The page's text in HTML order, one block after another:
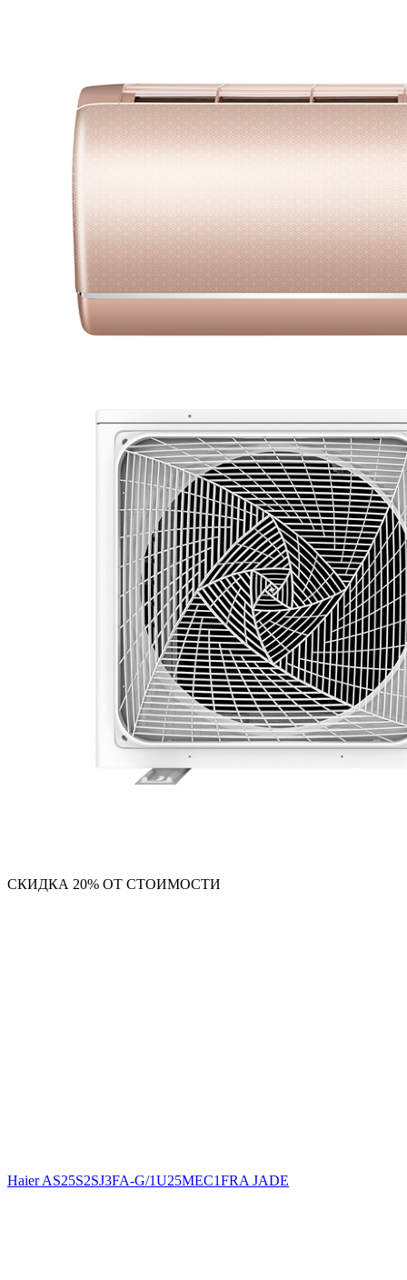
СКИДКА 20% ОТ СТОИМОСТИ
Haier AS25S2SJ3FA-G/1U25MEC1FRA JADE